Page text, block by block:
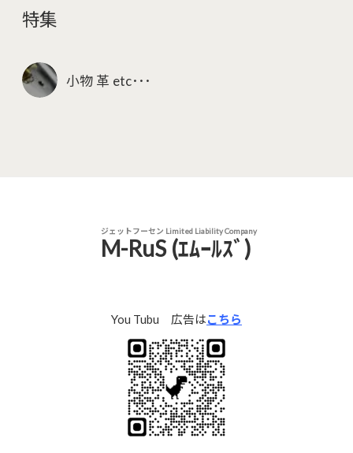
特集
小物 革 etc･･･
ジェットフーセン Limited Liability Company
M-RuS (ｴﾑｰﾙｽﾞ)
You Tubu 広告はこちら